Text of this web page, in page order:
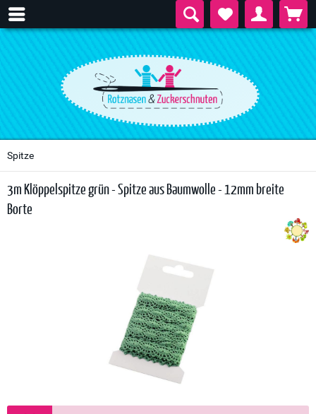
Spitze
3m Klöppelspitze grün - Spitze aus Baumwolle - 12mm breite
Borte